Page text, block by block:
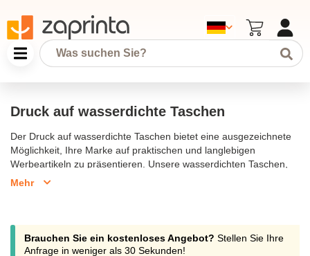
Druck auf wasserdichte Taschen
Der Druck auf wasserdichte Taschen bietet eine ausgezeichnete
Möglichkeit, Ihre Marke auf praktischen und langlebigen
Werbeartikeln zu präsentieren. Unsere wasserdichten Taschen,
hergestellt aus robusten Materialien wie PVC oder Polyester,
Logo oder einer Botschaft bedruckt werden, um ein einzigartiges
und funktionales Werbegeschenk zu schaffen. Mit verschiedenen
Mehr
Brauchen Sie ein kostenloses Angebot? Stellen Sie Ihre
Anfrage in weniger als 30 Sekunden!